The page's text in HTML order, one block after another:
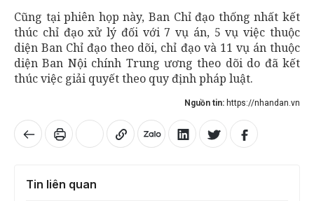
Cũng tại phiên họp này, Ban Chỉ đạo thống nhất kết
thúc chỉ đạo xử lý đối với 7 vụ án, 5 vụ việc thuộc
diện Ban Chỉ đạo theo dõi, chỉ đạo và 11 vụ án thuộc
diện Ban Nội chính Trung ương theo dõi do đã kết
thúc việc giải quyết theo quy định pháp luật.
Nguồn tin: https://nhandan.vn
Tin liên quan